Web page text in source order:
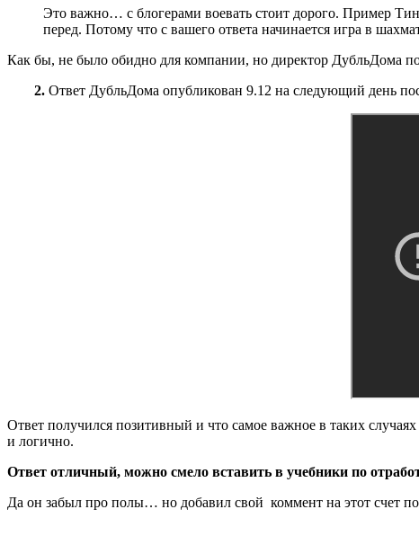
Это важно… с блогерами воевать стоит дорого. Пример
перед. Потому что с вашего ответа начинается игра в
Как бы, не было обидно для компании, но директор ДубльДома
2. Ответ ДубльДома опубликован 9.12 на следующий день
Ответ получился позитивный и что самое важное в таких
и логично.
Ответ отличный, можно смело вставить в учебники по
Да он забыл про полы… но добавил свой коммент на этот счет